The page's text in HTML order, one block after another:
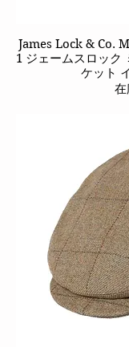
クイ
James Lock & Co.
1 ジェームスロック
ケット
在